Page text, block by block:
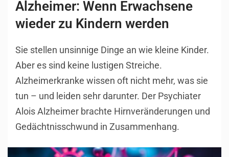
Alzheimer: Wenn Erwachsene
wieder zu Kindern werden
Sie stellen unsinnige Dinge an wie kleine Kinder.
Aber es sind keine lustigen Streiche.
Alzheimerkranke wissen oft nicht mehr, was sie
tun – und leiden sehr darunter. Der Psychiater
Alois Alzheimer brachte Hirnveränderungen und
Gedächtnisschwund in Zusammenhang.